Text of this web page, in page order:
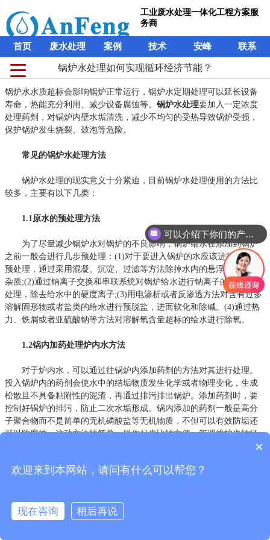
工业废水处理一体化工程方案服
务商
首页 废水处理 案例 技术 安峰 联系
锅炉水处理如何实现循环经济节能？
锅炉水水质超标会影响锅炉正常运行，锅炉水定期处理可以延长设备
寿命，热能充分利用、减少设备腐蚀等。 锅炉水处理要加入一定浓度
处理药剂，对锅炉内壁水垢清洗，减少不均匀的受热导致锅炉受损，
保护锅炉发生烧裂、鼓泡等危险。
常见的锅炉水处理方法
锅炉水处理的现实意义十分紧迫，目前锅炉水处理使用的方法比
较多，主要有以下几类：
1.1原水的预处理方法
为了尽量减少锅炉水对锅炉的不良影响，锅炉给水在添加到锅炉
之前一般会进行几步预处理：(1)对于要进入锅炉的水应该进行一定的
预处理，通过采用混凝、沉淀、过滤等方法除掉水内的悬浮物及胶体
杂质;(2)通过钠离子交换和串联系统对锅炉给水进行钠离子的交换软化
处理，除去给水中的硬度离子;(3)用电渗析或者反渗透方法对含有过多
溶解固形物或者盐类的给水进行预脱盐，进而软化和除碱。(4)通过热
力、铁屑或者亚硫酸钠等方法对溶解氧含量超标的给水进行除氧。
1.2锅内加药处理炉内水方法
对于炉内水，可以通过往锅炉内添加药剂的方法对其进行处理。
投入锅炉内的药剂会使水中的结垢物质发生化学或者物理变化，生成
松散且不具备粘附性的泥渣，再通过排污排出锅炉。添加药剂时，要
控制好锅炉的排污，防止二次水垢形成。锅内添加的药剂一般是高分
子聚合物而不是简单的无机磷酸盐等无机物质，不但可以有效防垢还
可以防腐蚀。这种方法较简单，操作起来比较方便，管理维护也较轻
松，但是，这种方法下炉水水质难以稳定，需要进行多次排污、安全
运用离子交换器法处理炉内水使用到的设备主要有固定床的离子
交换器、移动床的离子交换器、流动床的离子交换器以及浮动床的离
可以介绍下你们的产品么？
×
欢迎来到本网站，请问有什么可以帮您？
现在咨询 稍后再说